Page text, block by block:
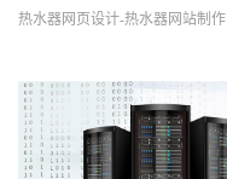
热水器网页设计-热水器网站制作